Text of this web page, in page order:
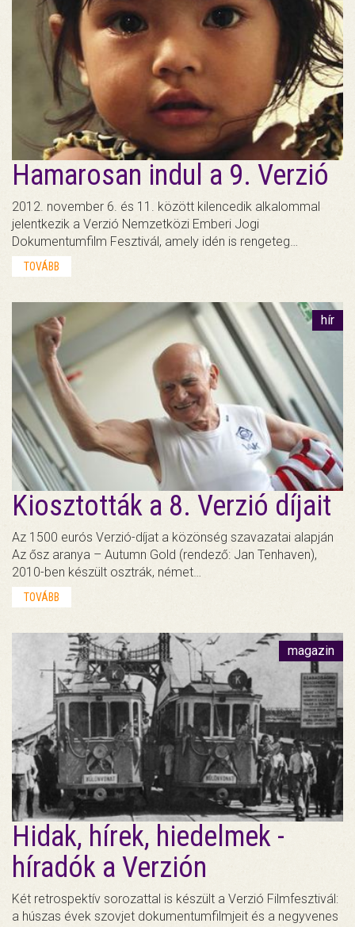
Hamarosan indul a 9. Verzió
2012. november 6. és 11. között kilencedik alkalommal
jelentkezik a Verzió Nemzetközi Emberi Jogi
Dokumentumfilm Fesztivál, amely idén is rengeteg…
TOVÁBB
hír
Kiosztották a 8. Verzió díjait
Az 1500 eurós Verzió-díjat a közönség szavazatai alapján
Az ősz aranya – Autumn Gold (rendező: Jan Tenhaven),
2010-ben készült osztrák, német…
TOVÁBB
magazin
Hidak, hírek, hiedelmek -
híradók a Verzión
Két retrospektív sorozattal is készült a Verzió Filmfesztivál:
a húszas évek szovjet dokumentumfilmjeit és a negyvenes